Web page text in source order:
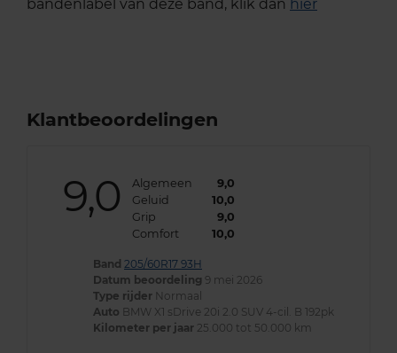
bandenlabel van deze band, klik dan hier
Klantbeoordelingen
9,0 Algemeen
9,0
Geluid
10,0
Grip
9,0
Comfort
10,0
Band 205/60R17 93H
Datum beoordeling 9 mei 2026
Type rijder Normaal
Auto BMW X1 sDrive 20i 2.0 SUV 4-cil. B 192pk
Kilometer per jaar 25.000 tot 50.000 km